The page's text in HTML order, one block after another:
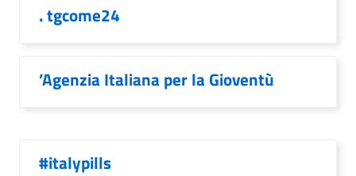
. tgcome24
’Agenzia Italiana per la Gioventù
#italypills